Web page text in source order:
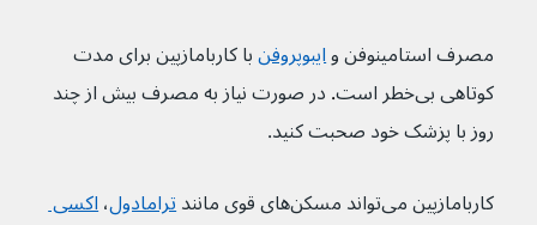
مصرف استامینوفن و ایبوپروفنبا کاربامازپین برای مدت
کوتاهی بی‌خطر است
. در صورت نیاز به مصرف بیش از چند
روز با پزشک خود صحبت کنید.
کاربامازپین می‌تواند مسکن‌های قوی مانند
ترامادول، اکسی